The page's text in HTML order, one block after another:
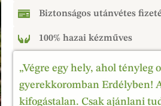
Biztonságos utánvétes
100% hazai kézműves
„Végre egy hely, ahol
gyerekkoromban Erdélyben!
kifogástalan. Csak ajánlani